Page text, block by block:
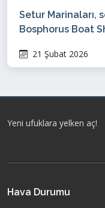
Setur Marinaları,
21 Şubat 2026
Yeni ufuklara yelken aç!
Hava Durumu